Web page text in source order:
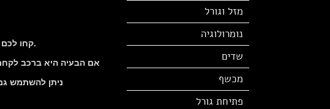
מזל וגורל
נומרולוגיה
שדים
מכשף
פתיחת גורל
.קחו
אם הבעיה היא ברכב
ניתן להשתמש